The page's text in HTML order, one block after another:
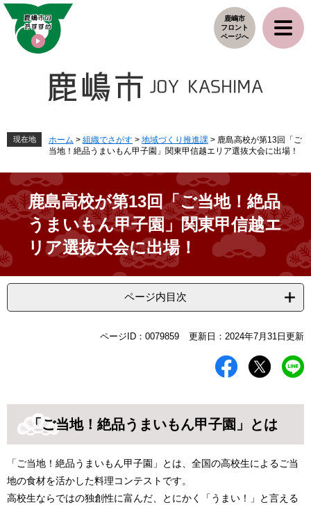
ペ
メ
鹿嶋市
フロント
ページへ
現在地 ホーム > 組織でさがす > 地域づくり推進課 > 鹿島高校が第13回「ご
当地！絶品うまいもん甲子園」関東甲信越エリア選抜大会に出場！
鹿島高校が第13回「ご当地！絶品
うまいもん甲子園」関東甲信越エ
リア選抜大会に出場！
ページ内目次
ページID：0079859 更新日：2024年7月31日更新
「ご当地！絶品うまいもん甲子園」とは
「ご当地！絶品うまいもん甲子園」とは、全国の高校生によるご当
地の食材を活かした料理コンテストです。
​高校生ならではの独創性に富んだ、とにかく「うまい！」と言える